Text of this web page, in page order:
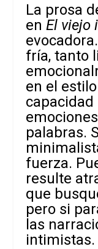
La prosa
enEl viejo
fría, tanto
en el
palabras.
fuerza.
resulte
que
pero si
las
intimistas.